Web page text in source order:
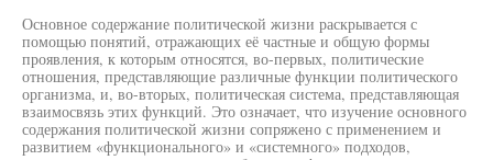
Основное содержание политической жизни раскрывается с
помощью понятий, отражающих её частные и общую формы
проявления, к которым относятся, во-первых, политические
отношения, представляющие различные функции политического
организма, и, во-вторых, политическая система, представляющая
взаимосвязь этих функций. Это означает, что изучение основного
содержания политической жизни сопряжено с применением и
развитием «функционального» и «системного» подходов,